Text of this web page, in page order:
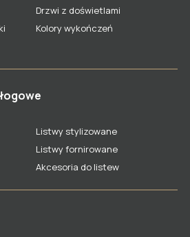
Drzwi z doświetlami
Kolory wykończeń
Listwy stylizowane
Listwy fornirowane
Akcesoria do listew